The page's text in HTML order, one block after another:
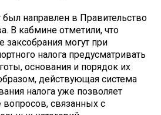
направлен в Правительство
В кабмине отметили, что
заксобрания могут при
налога предусматривать
основания и порядок их
действующая система
налога уже позволяет
связанных с